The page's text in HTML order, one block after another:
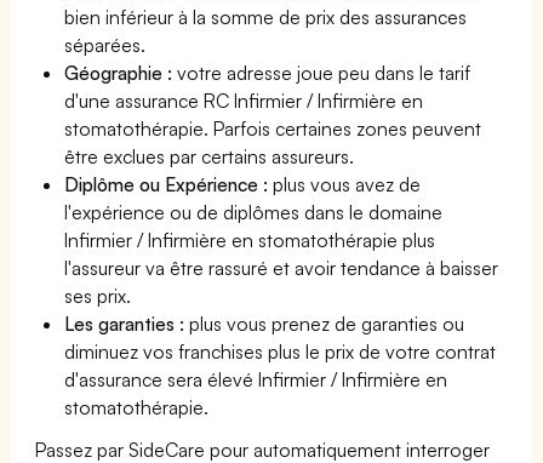
bien inférieur à la somme de prix des assurances
séparées.
Géographie :votre adresse joue peu dans le tarif
d'une assurance RC Infirmier / Infirmière en
stomatothérapie. Parfois certaines zones peuvent
être exclues par certains assureurs.
Diplôme ou Expérience :plus vous avez de
l'expérience ou de diplômes dans le domaine
Infirmier / Infirmière en stomatothérapie plus
l'assureur va être rassuré et avoir tendance à baisser
ses prix.
Les garanties :plus vous prenez de garanties ou
diminuez vos franchises plus le prix de votre contrat
d'assurance sera élevé Infirmier / Infirmière en
stomatothérapie.
Passez par SideCare pour automatiquement interroger